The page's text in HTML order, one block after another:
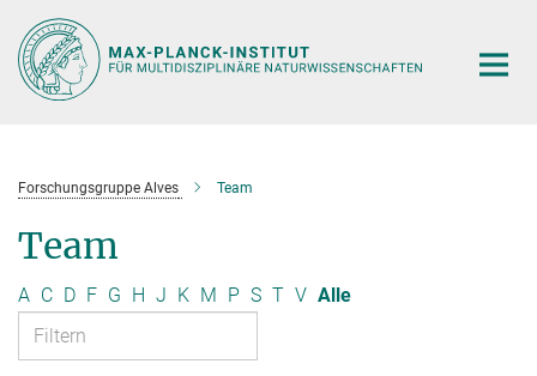
Hauptinhalt
Forschungsgruppe Alves Team
Team
A C D F G H J K M P S T V Alle